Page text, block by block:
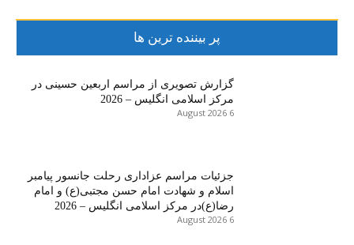
پر بیننده ترین ها
گزارش تصویری از مراسم اربعین حسینی در
مرکز اسلامی انگلیس – 2026
6 August 2026
جزئیات مراسم عزاداری رحلت جانسور پیامبر
اسلام و شهادت امام حسن مجتبی(ع) و امام
رضا(ع)در مرکز اسلامی انگلیس – 2026
6 August 2026